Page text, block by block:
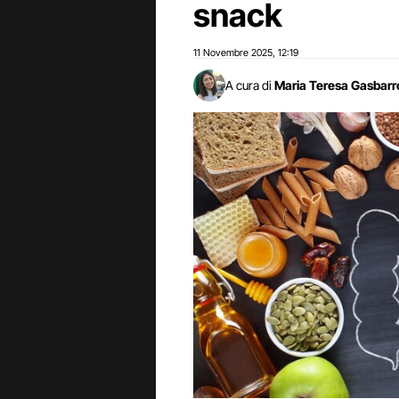
snack
11 Novembre 2025 12:19
A cura di Maria Teresa